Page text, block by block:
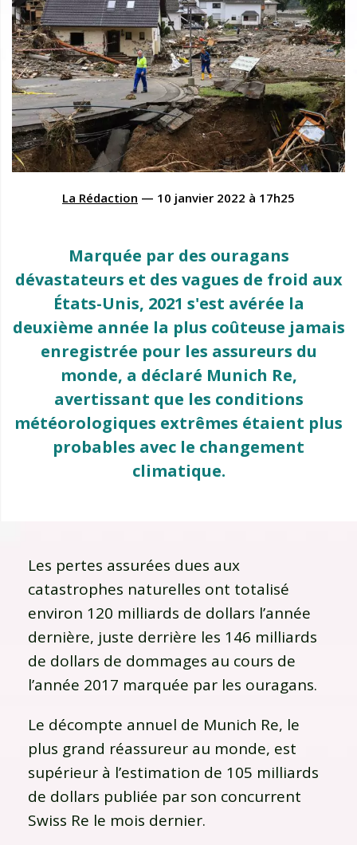
La Rédaction — 10 janvier 2022 à 17h25
Marquée par des ouragans
dévastateurs et des vagues de froid aux
États-Unis, 2021 s'est avérée la
deuxième année la plus coûteuse jamais
enregistrée pour les assureurs du
monde, a déclaré Munich Re,
avertissant que les conditions
météorologiques extrêmes étaient plus
probables avec le changement
climatique.
Les pertes assurées dues aux
catastrophes naturelles ont totalisé
environ 120 milliards de dollars l’année
dernière, juste derrière les 146 milliards
de dollars de dommages au cours de
l’année 2017 marquée par les ouragans.
Le décompte annuel de Munich Re, le
plus grand réassureur au monde, est
supérieur à l’estimation de 105 milliards
de dollars publiée par son concurrent
Swiss Re le mois dernier.